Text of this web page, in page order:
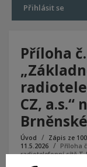
Přihlásit se
Příloha
CZ, a.s.“
Úvod
Zápis ze
11.5.2026
Příloha
radiotelefonní sítě T-